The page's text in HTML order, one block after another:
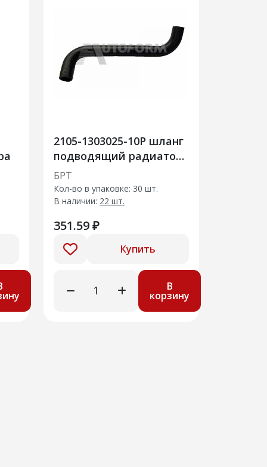
2105-1303025-10Р шланг
подводящий радиатора
30шт
БРТ
Кол-во в упаковке: 30 шт.
В наличии: 22 шт.
351.59 ₽
Купить
В
корзину